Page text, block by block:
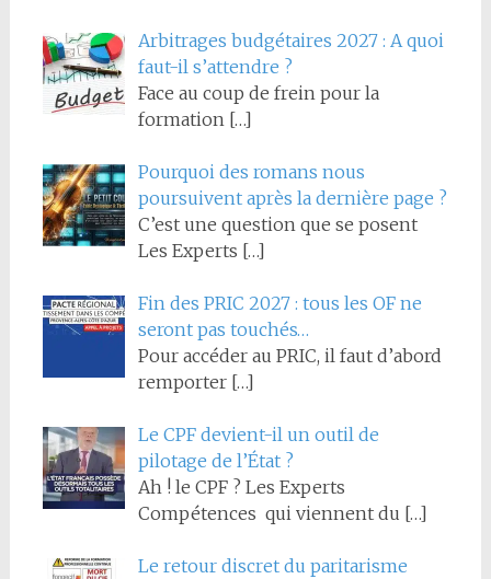
Arbitrages budgétaires 2027 : A quoi
faut-il s’attendre ?
Face au coup de frein pour la
formation […]
Pourquoi des romans nous
poursuivent après la dernière page ?
C’est une question que se posent
Les Experts […]
Fin des PRIC 2027 : tous les OF ne
seront pas touchés…
Pour accéder au PRIC, il faut d’abord
remporter […]
Le CPF devient-il un outil de
pilotage de l’État ?
Ah ! le CPF ? Les Experts
Compétences qui viennent du […]
Le retour discret du paritarisme